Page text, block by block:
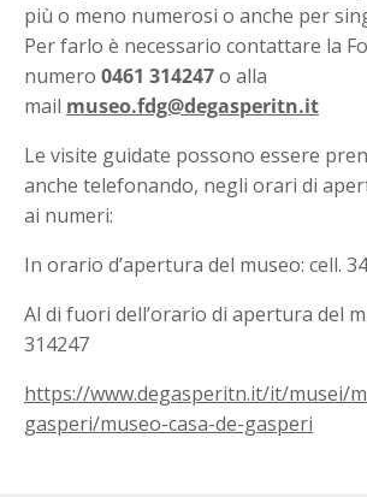
più o meno numerosi o anche per
Per farlo è necessario contattare la
numero 0461 314247o alla
mail museo.fdg@degasperitn.it
Le visite guidate possono essere
anche telefonando, negli orari di
ai numeri:
In orario d’apertura del museo: cell.
Al di fuori dell’orario di apertura del
314247
https://www.degasperitn.it/it/musei/
gasperi/museo-casa-de-gasperi